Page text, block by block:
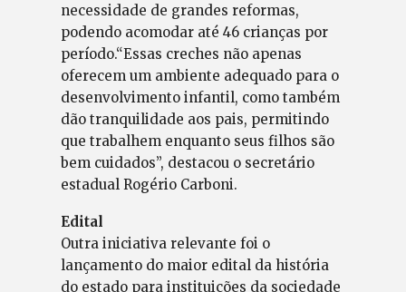
necessidade de grandes reformas,
podendo acomodar até 46 crianças por
período.“Essas creches não apenas
oferecem um ambiente adequado para o
desenvolvimento infantil, como também
dão tranquilidade aos pais, permitindo
que trabalhem enquanto seus filhos são
bem cuidados”, destacou o secretário
estadual Rogério Carboni.
Edital
Outra iniciativa relevante foi o
lançamento do maior edital da história
do estado para instituições da sociedade